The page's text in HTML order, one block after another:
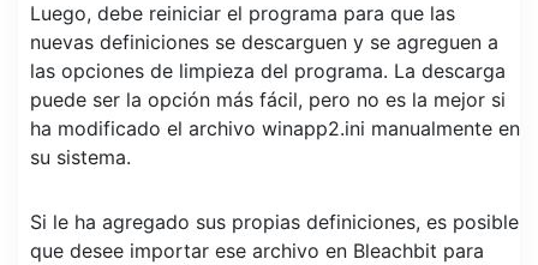
Luego, debe reiniciar el programa para que las
nuevas definiciones se descarguen y se agreguen a
las opciones de limpieza del programa. La descarga
puede ser la opción más fácil, pero no es la mejor si
ha modificado el archivo winapp2.ini manualmente en
su sistema.
Si le ha agregado sus propias definiciones, es posible
que desee importar ese archivo en Bleachbit para